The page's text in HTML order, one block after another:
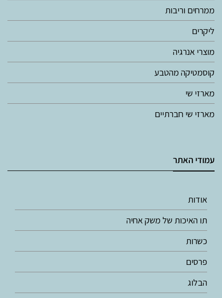
ממרחים וריבות
ליקרים
מוצרי אנרגיה
קוסמטיקה מהטבע
מארזי שי
מארזי שי חברתיים
עמודי האתר
אודות
תו האיכות של משק אחיה
כשרות
פרסים
הבלוג